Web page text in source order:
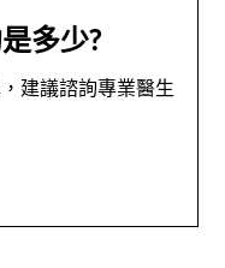
多少?
建議諮詢專業醫生